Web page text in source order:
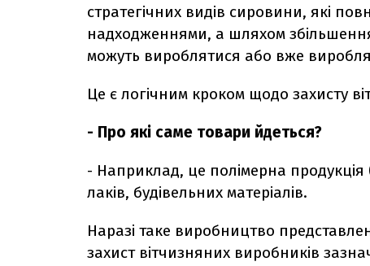
стратегічних видів сировини, які
надходженнями, а шляхом
можуть вироблятися або вже
Це є логічним кроком щодо захисту
- Про які саме товари йдеться?
- Наприклад, це полімерна
лаків, будівельних матеріалів.
Наразі таке виробництво
захист вітчизняних виробників